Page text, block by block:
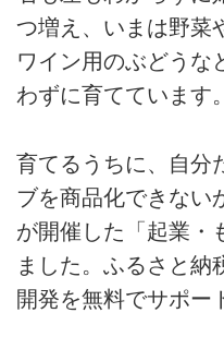
事
を
も
で
る
や
果
50
つ増え、いまは野菜
ワイン用のぶどうな
わずに育てています。
育てるうちに、自分
ブを商品化できない
が開催した「起業・
ました。ふるさと納
開発を無料でサポー